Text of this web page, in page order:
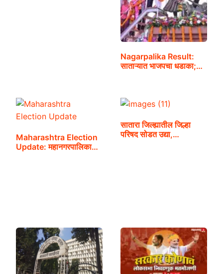
Nagarpalika Result:
साताऱ्यात भाजपचा धडाका;…
Maharashtra Election
Update: महानगरपालिका…
सातारा जिल्ह्यातील जिल्हा
परिषद सोडत उद्या,…